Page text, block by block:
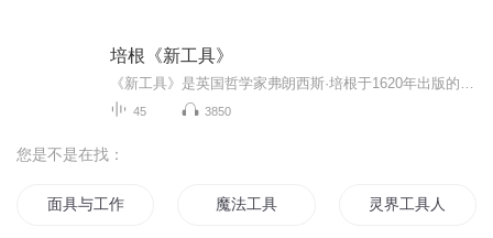
培根《新工具》
45 3850
您是不是在找：
面具与工作 魔法工具 灵界工具人